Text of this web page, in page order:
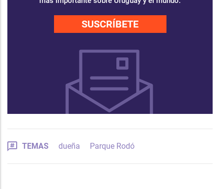
SUSCRÍBETE
TEMAS dueña Parque Rodó